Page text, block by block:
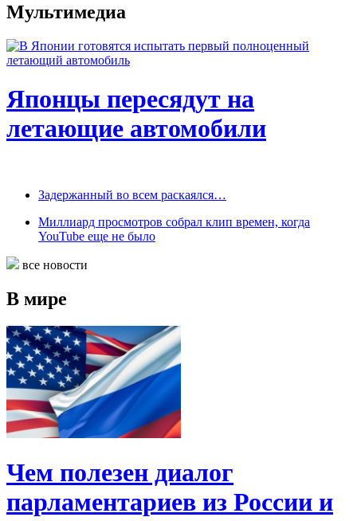
Мультимедиа
Японцы пересядут на
летающие автомобили
Задержанный во всем раскаялся…
Миллиард просмотров собрал клип времен, когда
YouTube еще не было
все новости
В мире
Чем полезен диалог
парламентариев из России и